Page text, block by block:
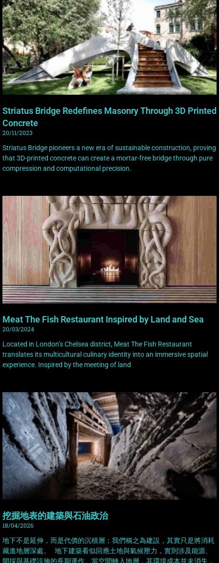
Striatus Bridge Redefines Masonry Through 3D Printed
Concrete
20/11/2023
Striatus Bridge pioneers a new era of sustainable construction, proving
that 3D-printed concrete can create a mortar-free bridge through pure
compression and computational precision.
Meat The Fish Restaurant Inspired by Land and Sea
20/03/2024
Located in London’s Chelsea district, Meat The Fish Restaurant
translates its multicultural culinary identity into an immersive spatial
experience. Inspired by the meeting of land
挖掘地表的建築與石油政治
18/04/2026
地下不是延伸，而是代價的沉積層；我們稱之為建設，其實只是將消耗
藏進地層深處。 地下建築看似回應土地與氣候壓力，實則涉及能源、
開採與基礎設施的長期運作。當空間轉入地層，其環境成本並未消失，